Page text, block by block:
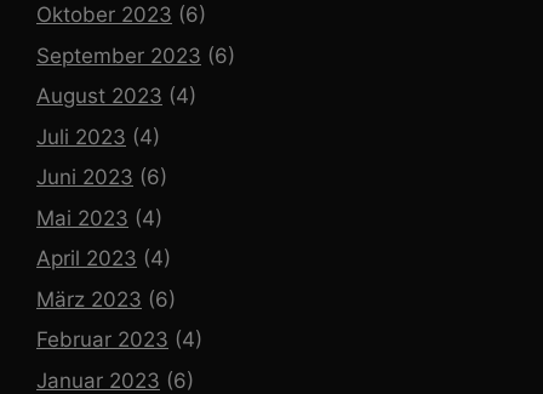
Oktober 2023 (6)
September 2023 (6)
August 2023 (4)
Juli 2023 (4)
Juni 2023 (6)
Mai 2023 (4)
April 2023 (4)
März 2023 (6)
Februar 2023 (4)
Januar 2023 (6)